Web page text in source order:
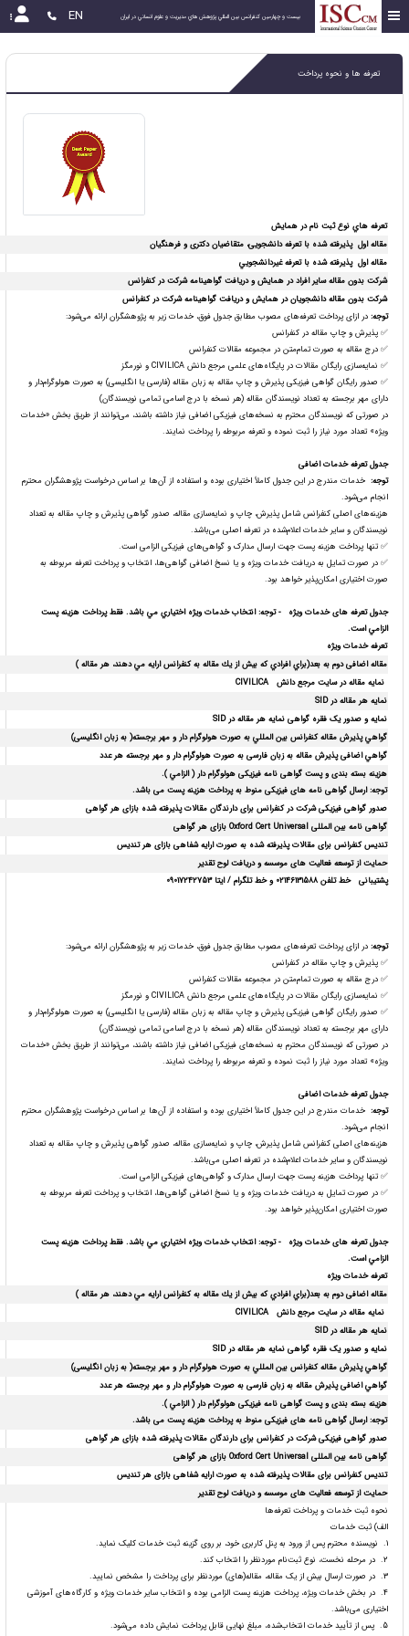
بیست و چهارمین كنفرانس بين المللي پژوهش هاي مديريت و علوم انساني در ايران EN
تعرفه ها و نحوه پرداخت
تعرفه هاي نوع ثبت نام در همایش
مقاله اول پذیرفته شده با تعرفه دانشجویی، متقاضیان دکتریو فرهنگیان
مقاله اول پذیرفته شده با تعرفه غيردانشجويي
شرکت بدون مقاله سایر افراد در همایش و دریافت گواهینامه شرکت در کنفرانس
شرکت بدون مقاله دانشجویان در همایش و دریافت گواهینامه شرکت در کنفرانس
توجه:در ازای پرداخت تعرفه‌های مصوب مطابق جدول فوق، خدمات زیر به پژوهشگران ارائه می‌شود:
✅ پذیرش و چاپ مقاله در کنفرانس
✅ درج مقاله به صورت تمام‌متن در مجموعه مقالات کنفرانس
✅ نمایه‌سازی رایگان مقالات در پایگاه‌های علمی مرجع دانش CIVILICA و نورمگز
✅ صدور رایگان گواهی فیزیکی پذیرش و چاپ مقاله به زبان مقاله (فارسی یا انگلیسی) به صورت هولوگرام‌دار و
دارای مهر برجسته به تعداد نویسندگان مقاله (هر نسخه با درج اسامی تمامی نویسندگان)
در صورتی که نویسندگان محترم به نسخه‌های فیزیکی اضافی نیاز داشته باشند، می‌توانند از طریق بخش «خدمات
ویژه» تعداد مورد نیاز را ثبت نموده و تعرفه مربوطه را پرداخت نمایند.
جدول تعرفه خدمات اضافی
توجه: خدمات مندرج در این جدول کاملاً اختیاری بوده و استفاده از آن‌ها بر اساس درخواست پژوهشگران محترم
انجام می‌شود.
هزینه‌های اصلی کنفرانس شامل پذیرش، چاپ و نمایه‌سازی مقاله، صدور گواهی پذیرش و چاپ مقاله به تعداد
نویسندگان و سایر خدمات اعلام‌شده در تعرفه اصلی می‌باشد.
✅ تنها پرداخت هزینه پست جهت ارسال مدارک و گواهی‌های فیزیکی الزامی است.
✅ در صورت تمایل به دریافت خدمات ویژه و یا نسخ اضافی گواهی‌ها، انتخاب و پرداخت تعرفه مربوطه به
صورت اختیاری امکان‌پذیر خواهد بود.
جدول تعرفه های خدمات ویژه -توجه:انتخاب خدمات ویژه اختياري مي باشد. فقط پرداخت هزينه پست
الزامي است.
تعرفه خدمات ویژه
مقاله اضافی دوم به بعد(براي افرادي كه بيش از يك مقاله به كنفرانس ارايه مي دهند، هر مقاله )
نمایه مقاله در سایت مرجع دانش
نمایه هر مقاله درSID
نمایه و صدور یک فقره گواهی نمایه هر مقاله درSID
گواهي پذیرش مقاله كنفرانس بين المللي به صورت هولوگرام دار و مهر برجسته( به زبان انگلیسی)
گواهي اضافی پذیرش مقاله به زبان فارسی به صورت هولوگرام دار و مهر برجسته هر عدد
هزینه بسته بندی و پست گواهی نامه فیزیکی هولوگرام دار ( الزامي ).
توجه: ارسال گواهی نامه های فیزیکی منوط به پرداخت هزینه پست می باشد.
صدور گواهی فیزیکی شرکت در کنفرانس برای دارندگان مقالات پذیرفته شده بازای هر گواهی
گواهی نامه بین المللی Oxford Cert Universalبازای هر گواهی
تندیس کنفرانس برای مقالات پذیرفته شده به صورت ارایه شفاهی بازای هر تندیس
حمایت از توسعه فعالیت های موسسه و دریافت لوح تقدیر
پشتیبانیخط تلفن 02146131588 و خط تلگرام / ایتا 09017242753
توجه:در ازای پرداخت تعرفه‌های مصوب مطابق جدول فوق، خدمات زیر به پژوهشگران ارائه می‌شود:
✅ پذیرش و چاپ مقاله در کنفرانس
✅ درج مقاله به صورت تمام‌متن در مجموعه مقالات کنفرانس
✅ نمایه‌سازی رایگان مقالات در پایگاه‌های علمی مرجع دانش CIVILICA و نورمگز
✅ صدور رایگان گواهی فیزیکی پذیرش و چاپ مقاله به زبان مقاله (فارسی یا انگلیسی) به صورت هولوگرام‌دار و
دارای مهر برجسته به تعداد نویسندگان مقاله (هر نسخه با درج اسامی تمامی نویسندگان)
در صورتی که نویسندگان محترم به نسخه‌های فیزیکی اضافی نیاز داشته باشند، می‌توانند از طریق بخش «خدمات
ویژه» تعداد مورد نیاز را ثبت نموده و تعرفه مربوطه را پرداخت نمایند.
جدول تعرفه خدمات اضافی
توجه: خدمات مندرج در این جدول کاملاً اختیاری بوده و استفاده از آن‌ها بر اساس درخواست پژوهشگران محترم
انجام می‌شود.
هزینه‌های اصلی کنفرانس شامل پذیرش، چاپ و نمایه‌سازی مقاله، صدور گواهی پذیرش و چاپ مقاله به تعداد
نویسندگان و سایر خدمات اعلام‌شده در تعرفه اصلی می‌باشد.
✅ تنها پرداخت هزینه پست جهت ارسال مدارک و گواهی‌های فیزیکی الزامی است.
✅ در صورت تمایل به دریافت خدمات ویژه و یا نسخ اضافی گواهی‌ها، انتخاب و پرداخت تعرفه مربوطه به
صورت اختیاری امکان‌پذیر خواهد بود.
جدول تعرفه های خدمات ویژه -توجه:انتخاب خدمات ویژه اختياري مي باشد. فقط پرداخت هزينه پست
الزامي است.
تعرفه خدمات ویژه
مقاله اضافی دوم به بعد(براي افرادي كه بيش از يك مقاله به كنفرانس ارايه مي دهند، هر مقاله )
نمایه مقاله در سایت مرجع دانش
نمایه هر مقاله درSID
نمایه و صدور یک فقره گواهی نمایه هر مقاله درSID
گواهي پذیرش مقاله كنفرانس بين المللي به صورت هولوگرام دار و مهر برجسته( به زبان انگلیسی)
گواهي اضافی پذیرش مقاله به زبان فارسی به صورت هولوگرام دار و مهر برجسته هر عدد
هزینه بسته بندی و پست گواهی نامه فیزیکی هولوگرام دار ( الزامي ).
توجه: ارسال گواهی نامه های فیزیکی منوط به پرداخت هزینه پست می باشد.
صدور گواهی فیزیکی شرکت در کنفرانس برای دارندگان مقالات پذیرفته شده بازای هر گواهی
گواهی نامه بین المللی Oxford Cert Universalبازای هر گواهی
تندیس کنفرانس برای مقالات پذیرفته شده به صورت ارایه شفاهی بازای هر تندیس
حمایت از توسعه فعالیت های موسسه و دریافت لوح تقدیر
نحوه ثبت خدمات و پرداخت تعرفه‌ها
الف) ثبت خدمات
1. نویسنده محترم پس از ورود به پنل کاربری خود، بر روی گزینه ثبت خدمات کلیک نماید.
2. در مرحله نخست، نوع ثبت‌نام موردنظر را انتخاب کند.
3. در صورت ارسال بیش از یک مقاله، مقاله(های) موردنظر برای پرداخت را مشخص نمایید.
4. در بخش خدمات ویژه، پرداخت هزینه پست الزامی بوده و انتخاب سایر خدمات ویژه و کارگاه‌های آموزشی
اختیاری می‌باشد.
5. پس از تأیید خدمات انتخاب‌شده، مبلغ نهایی قابل پرداخت نمایش داده می‌شود.